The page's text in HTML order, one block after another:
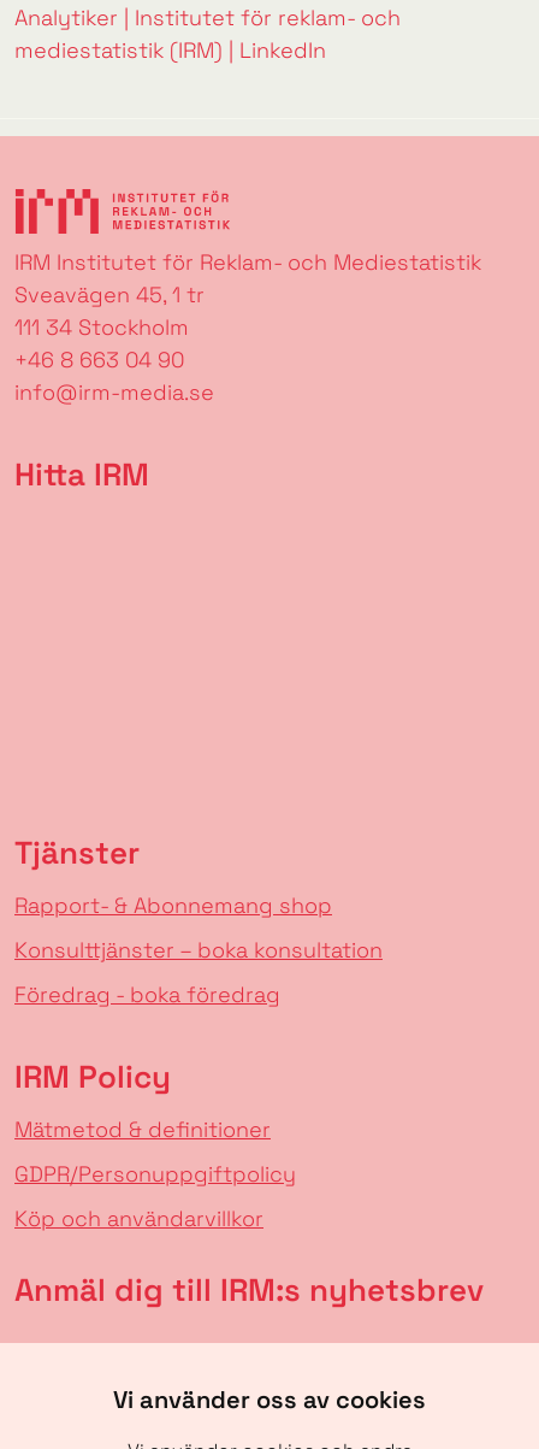
Vi använder oss av cookies
Analytiker | Institutet för reklam- och
mediestatistik (IRM) | LinkedIn
IRM Institutet för Reklam- och Mediestatistik
Sveavägen 45, 1 tr
111 34 Stockholm
+46 8 663 04 90
info@irm-media.se
Hitta IRM
Tjänster
Rapport- & Abonnemang shop
Konsulttjänster – boka konsultation
Föredrag - boka föredrag
IRM Policy
Mätmetod & definitioner
GDPR/Personuppgiftpolicy
Köp och användarvillkor
Anmäl dig till IRM:s nyhetsbrev